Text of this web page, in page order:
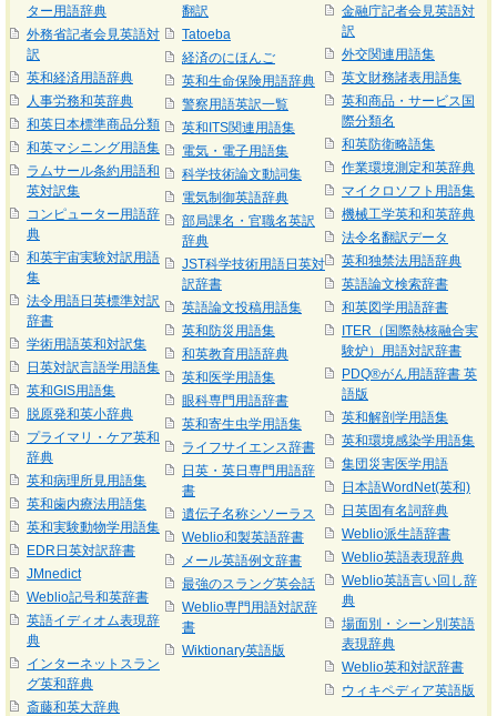
ター用語辞典
外務省記者会見英語対
訳
英和経済用語辞典
人事労務和英辞典
和英日本標準商品分類
和英マシニング用語集
ラムサール条約用語和
英対訳集
コンピューター用語辞
典
和英宇宙実験対訳用語
集
法令用語日英標準対訳
辞書
学術用語英和対訳集
日英対訳言語学用語集
英和GIS用語集
脱原発和英小辞典
プライマリ・ケア英和
辞典
英和病理所見用語集
英和歯内療法用語集
英和実験動物学用語集
EDR日英対訳辞書
JMnedict
Weblio記号和英辞書
英語イディオム表現辞
典
インターネットスラン
グ英和辞典
斎藤和英大辞典
翻訳
Tatoeba
経済のにほんご
英和生命保険用語辞典
警察用語英訳一覧
英和ITS関連用語集
電気・電子用語集
科学技術論文動詞集
電気制御英語辞典
部局課名・官職名英訳
辞典
JST科学技術用語日英対
訳辞書
英語論文投稿用語集
英和防災用語集
和英教育用語辞典
英和医学用語集
眼科専門用語辞書
英和寄生虫学用語集
ライフサイエンス辞書
日英・英日専門用語辞
書
遺伝子名称シソーラス
Weblio和製英語辞書
メール英語例文辞書
最強のスラング英会話
Weblio専門用語対訳辞
書
Wiktionary英語版
金融庁記者会見英語対
訳
外交関連用語集
英文財務諸表用語集
英和商品・サービス国
際分類名
和英防衛略語集
作業環境測定和英辞典
マイクロソフト用語集
機械工学英和和英辞典
法令名翻訳データ
英和独禁法用語辞典
英語論文検索辞書
和英図学用語辞書
ITER（国際熱核融合実
験炉）用語対訳辞書
PDQ®がん用語辞書 英
語版
英和解剖学用語集
英和環境感染学用語集
集団災害医学用語
日本語WordNet(英和)
日英固有名詞辞典
Weblio派生語辞書
Weblio英語表現辞典
Weblio英語言い回し辞
典
場面別・シーン別英語
表現辞典
Weblio英和対訳辞書
ウィキペディア英語版